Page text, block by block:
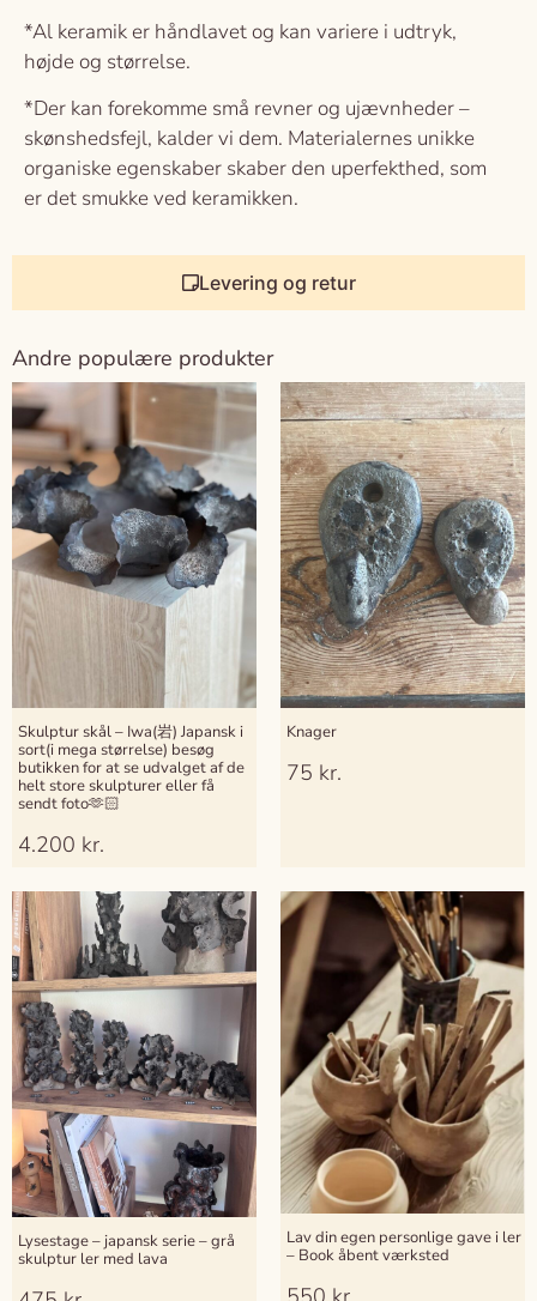
Levering og retur
*Al keramik er håndlavet og kan variere i udtryk,
højde og størrelse.
*Der kan forekomme små revner og ujævnheder –
skønshedsfejl, kalder vi dem. Materialernes unikke
organiske egenskaber skaber den uperfekthed, som
er det smukke ved keramikken.
Andre populære produkter
Skulptur skål – Iwa(岩) Japansk i
sort(i mega størrelse) besøg
butikken for at se udvalget af de
helt store skulpturer eller få
sendt foto🫶🏻
4.200 kr.
Knager
75 kr.
Lysestage – japansk serie – grå
skulptur ler med lava
Lav din egen personlige gave i ler
– Book åbent værksted